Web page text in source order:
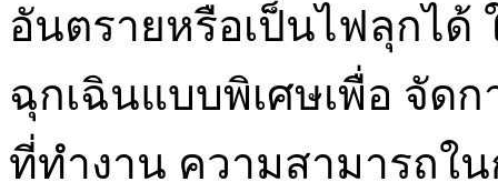
อันตรายหรือเป็นไฟลุกได้
ฉุกเฉินแบบพิเศษเพื่อ จัด
ที่ทำงาน ความสามารถใ